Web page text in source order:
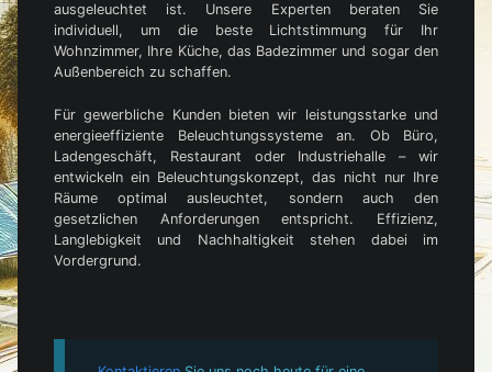
ausgeleuchtet ist. Unsere Experten beraten Sie
individuell, um die beste Lichtstimmung für Ihr
Wohnzimmer, Ihre Küche, das Badezimmer und sogar den
Außenbereich zu schaffen.
Für gewerbliche Kunden bieten wir leistungsstarke und
energieeffiziente Beleuchtungssysteme an. Ob Büro,
Ladengeschäft, Restaurant oder Industriehalle – wir
entwickeln ein Beleuchtungskonzept, das nicht nur Ihre
Räume optimal ausleuchtet, sondern auch den
gesetzlichen Anforderungen entspricht. Effizienz,
Langlebigkeit und Nachhaltigkeit stehen dabei im
Vordergrund.